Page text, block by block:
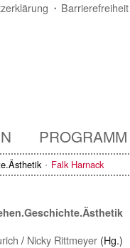
Barrierefreiheit
PROGRAMM
Falk Harnack
/ Nicky Rittmeyer (Hg.)